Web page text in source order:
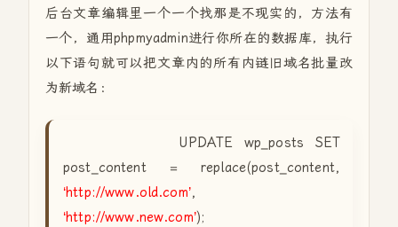
后台文章编辑里一个一个找那是不现实的，方法有
一个，通用phpmyadmin进行你所在的数据库，执行
以下语句就可以把文章内的所有内链旧域名批量改
为新域名：
UPDATE wp_posts SET
post_content = replace(post_content,
‘http://www.old.com’,
‘http://www.new.com’);